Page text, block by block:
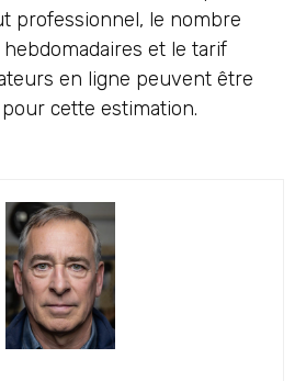
professionnel, le nombre
et le tarif
en ligne peuvent être
cette estimation.